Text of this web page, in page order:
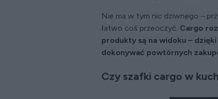
Nie ma w tym nic dziwnego –
łatwo coś przeoczyć. Cargo
produkty są na widoku –
dokonywać powtórnych
Czy szafki cargo w